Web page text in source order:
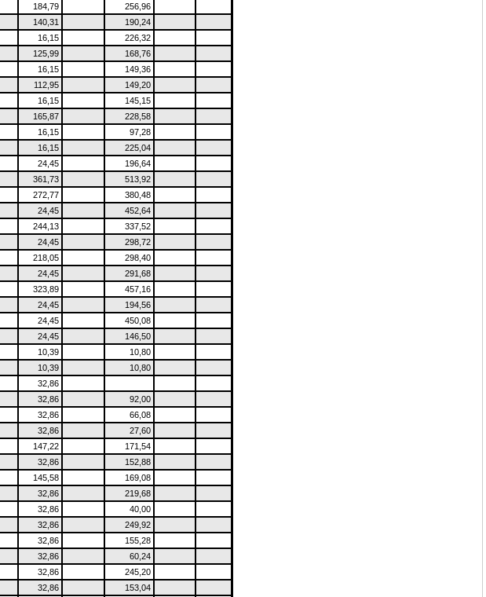
184,79
256,96
140,31
190,24
16,15
226,32
125,99
168,76
16,15
149,36
112,95
149,20
16,15
145,15
165,87
228,58
16,15
97,28
16,15
225,04
24,45
196,64
361,73
513,92
272,77
380,48
24,45
452,64
244,13
337,52
24,45
298,72
218,05
298,40
24,45
291,68
323,89
457,16
24,45
194,56
24,45
450,08
24,45
146,50
10,39
10,80
10,39
10,80
32,86
32,86
92,00
32,86
66,08
32,86
27,60
147,22
171,54
32,86
152,88
145,58
169,08
32,86
219,68
32,86
40,00
32,86
249,92
32,86
155,28
32,86
60,24
32,86
245,20
32,86
153,04